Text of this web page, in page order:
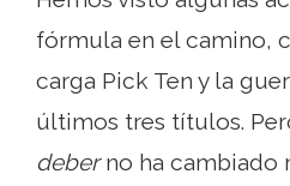
fórmula en el camino,
carga Pick Ten y la
últimos tres títulos.
deberno ha cambiado